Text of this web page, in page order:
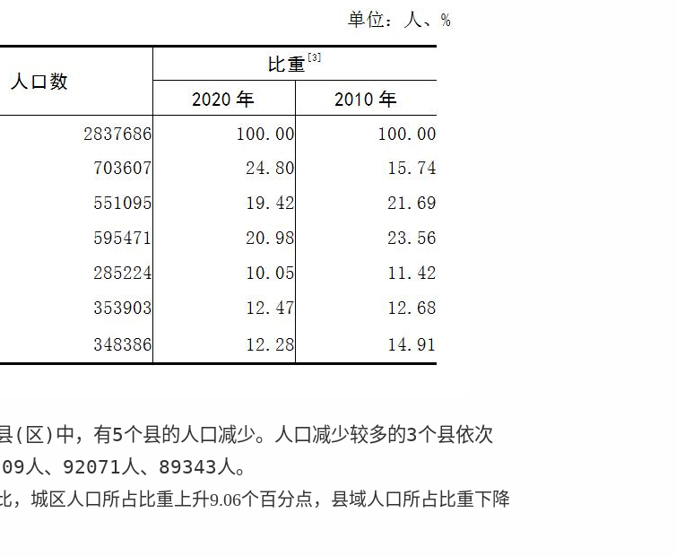
( 区) 中，有5个县的人口减少。人口减少较多的3个县依次
人、 92071人、 89343 人。
，城区人口所占比重上升9.06个百分点，县域人口所占比重下降